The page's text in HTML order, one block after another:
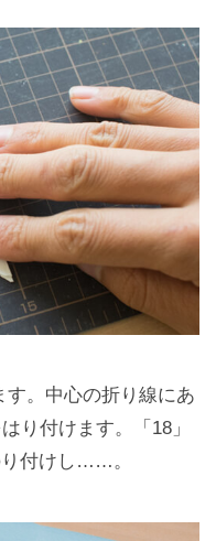
す。中心の折り線にあ
り付けます。「18」
付けし……。